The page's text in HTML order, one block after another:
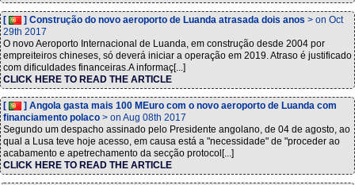
[ ] Construção do novo aeroporto de Luanda atrasada dois anos > on Oct
29th 2017
O novo Aeroporto Internacional de Luanda, em construção desde 2004 por
empreiteiros chineses, só deverá iniciar a operação em 2019. Atraso é justificado
com dificuldades financeiras.A informaç[...]
CLICK HERE TO READ THE ARTICLE
[
] Angola gasta mais 100 MEuro com o novo aeroporto de Luanda com
financiamento polaco > on Aug 08th 2017
Segundo um despacho assinado pelo Presidente angolano, de 04 de agosto, ao
qual a Lusa teve hoje acesso, em causa está a "necessidade" de "proceder ao
acabamento e apetrechamento da secção protocol[...]
CLICK HERE TO READ THE ARTICLE